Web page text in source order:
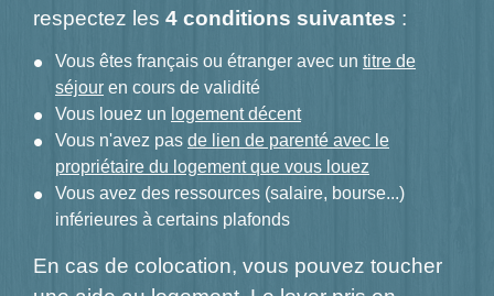
respectez les 4 conditions suivantes :
Vous êtes français ou étranger avec un titre de
séjour en cours de validité
Vous louez un logement décent
Vous n'avez pas de lien de parenté avec le
propriétaire du logement que vous louez
Vous avez des ressources (salaire, bourse...)
inférieures à certains plafonds
En cas de colocation, vous pouvez toucher